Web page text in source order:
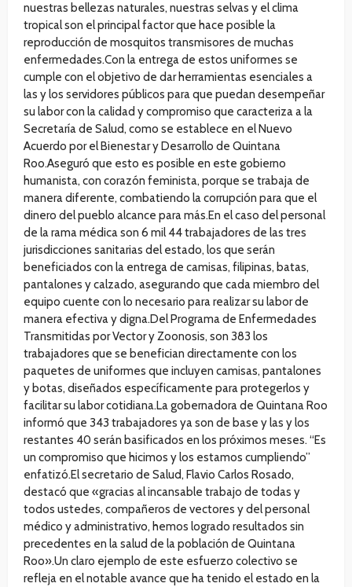
nuestras bellezas naturales, nuestras selvas y el clima
tropical son el principal factor que hace posible la
reproducción de mosquitos transmisores de muchas
enfermedades.Con la entrega de estos uniformes se
cumple con el objetivo de dar herramientas esenciales a
las y los servidores públicos para que puedan desempeñar
su labor con la calidad y compromiso que caracteriza a la
Secretaría de Salud, como se establece en el Nuevo
Acuerdo por el Bienestar y Desarrollo de Quintana
Roo.Aseguró que esto es posible en este gobierno
humanista, con corazón feminista, porque se trabaja de
manera diferente, combatiendo la corrupción para que el
dinero del pueblo alcance para más.En el caso del personal
de la rama médica son 6 mil 44 trabajadores de las tres
jurisdicciones sanitarias del estado, los que serán
beneficiados con la entrega de camisas, filipinas, batas,
pantalones y calzado, asegurando que cada miembro del
equipo cuente con lo necesario para realizar su labor de
manera efectiva y digna.Del Programa de Enfermedades
Transmitidas por Vector y Zoonosis, son 383 los
trabajadores que se benefician directamente con los
paquetes de uniformes que incluyen camisas, pantalones
y botas, diseñados específicamente para protegerlos y
facilitar su labor cotidiana.La gobernadora de Quintana Roo
informó que 343 trabajadores ya son de base y las y los
restantes 40 serán basificados en los próximos meses. “Es
un compromiso que hicimos y los estamos cumpliendo”
enfatizó.El secretario de Salud, Flavio Carlos Rosado,
destacó que «gracias al incansable trabajo de todas y
todos ustedes, compañeros de vectores y del personal
médico y administrativo, hemos logrado resultados sin
precedentes en la salud de la población de Quintana
Roo».Un claro ejemplo de este esfuerzo colectivo se
refleja en el notable avance que ha tenido el estado en la